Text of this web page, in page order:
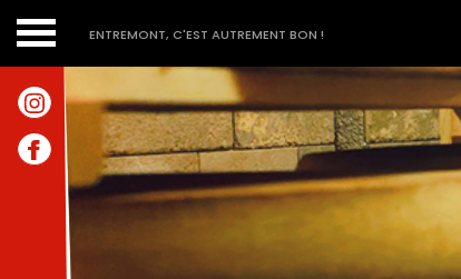
ENTREMONT, C'EST AUTREMENT BON !